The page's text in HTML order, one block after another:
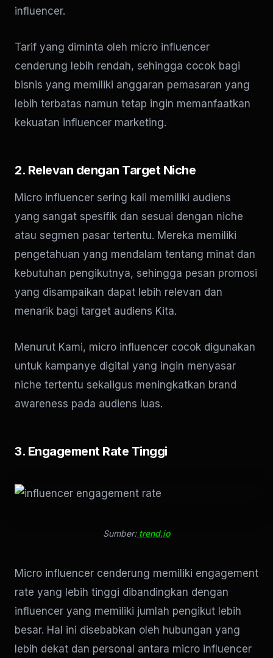
influencer.
Tarif yang diminta oleh micro influencer
cenderung lebih rendah, sehingga cocok bagi
bisnis yang memiliki anggaran pemasaran yang
lebih terbatas namun tetap ingin memanfaatkan
kekuatan influencer marketing.
2. Relevan dengan Target Niche
Micro influencer sering kali memiliki audiens
yang sangat spesifik dan sesuai dengan niche
atau segmen pasar tertentu. Mereka memiliki
pengetahuan yang mendalam tentang minat dan
kebutuhan pengikutnya, sehingga pesan promosi
yang disampaikan dapat lebih relevan dan
menarik bagi target audiens Kita.
Menurut Kami, micro influencer cocok digunakan
untuk kampanye digital yang ingin menyasar
niche tertentu sekaligus meningkatkan brand
awareness pada audiens luas.
3. Engagement Rate Tinggi
Sumber:trend.io
Micro influencer cenderung memiliki engagement
rate yang lebih tinggi dibandingkan dengan
influencer yang memiliki jumlah pengikut lebih
besar. Hal ini disebabkan oleh hubungan yang
lebih dekat dan personal antara micro influencer